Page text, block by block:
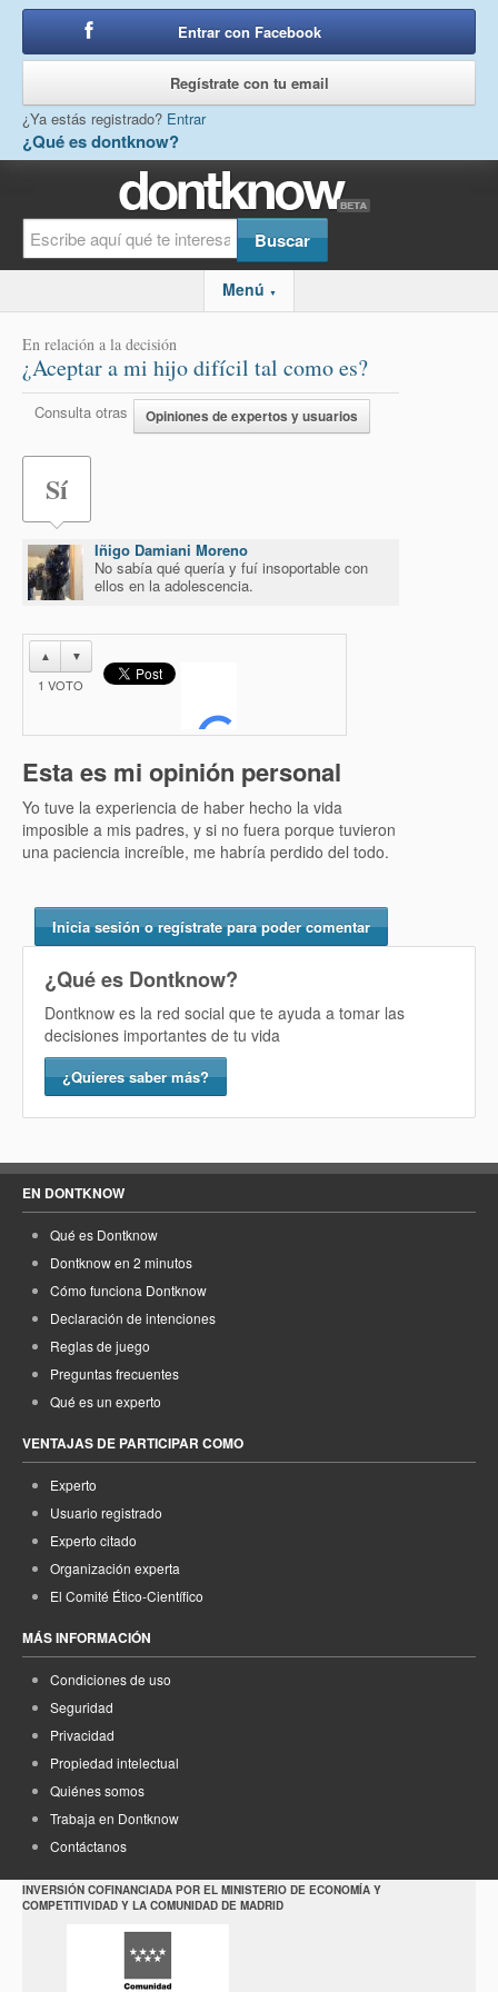
¿Qué es dontknow?
Entrar con Facebook
Regístrate con tu email
¿Ya estás registrado? Entrar
Menú ▼
En relación a la decisión
¿Aceptar a mi hijo difícil tal como es?
Consulta otras Opiniones de expertos y usuarios
Sí
Iñigo Damiani Moreno
No sabía qué quería y fuí insoportable con
ellos en la adolescencia.
▲ ▼
1 VOTO
Esta es mi opinión personal
Yo tuve la experiencia de haber hecho la vida
imposible a mis padres, y si no fuera porque tuvieron
una paciencia increíble, me habría perdido del todo.
Inicia sesión o regístrate para poder comentar
¿Qué es Dontknow?
Dontknow es la red social que te ayuda a tomar las
decisiones importantes de tu vida
¿Quieres saber más?
EN DONTKNOW
Qué es Dontknow
Dontknow en 2 minutos
Cómo funciona Dontknow
Declaración de intenciones
Reglas de juego
Preguntas frecuentes
Qué es un experto
VENTAJAS DE PARTICIPAR COMO
Experto
Usuario registrado
Experto citado
Organización experta
El Comité Ético-Científico
MÁS INFORMACIÓN
Condiciones de uso
Seguridad
Privacidad
Propiedad intelectual
Quiénes somos
Trabaja en Dontknow
Contáctanos
INVERSIÓN COFINANCIADA POR EL MINISTERIO DE ECONOMÍA Y
COMPETITIVIDAD Y LA COMUNIDAD DE MADRID